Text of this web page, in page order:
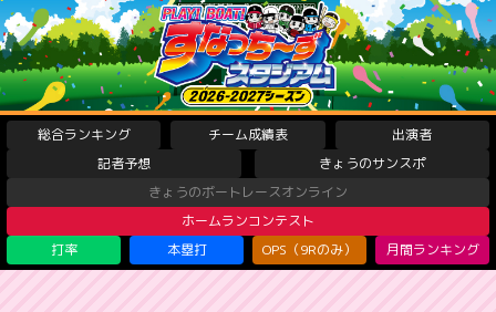
総合ランキング チーム成績表
出演者
記者予想
きょうのサンスポ
きょうのボートレースオンライン
ホームランコンテスト
打率
本塁打 OPS（9Rのみ） 月間ランキング